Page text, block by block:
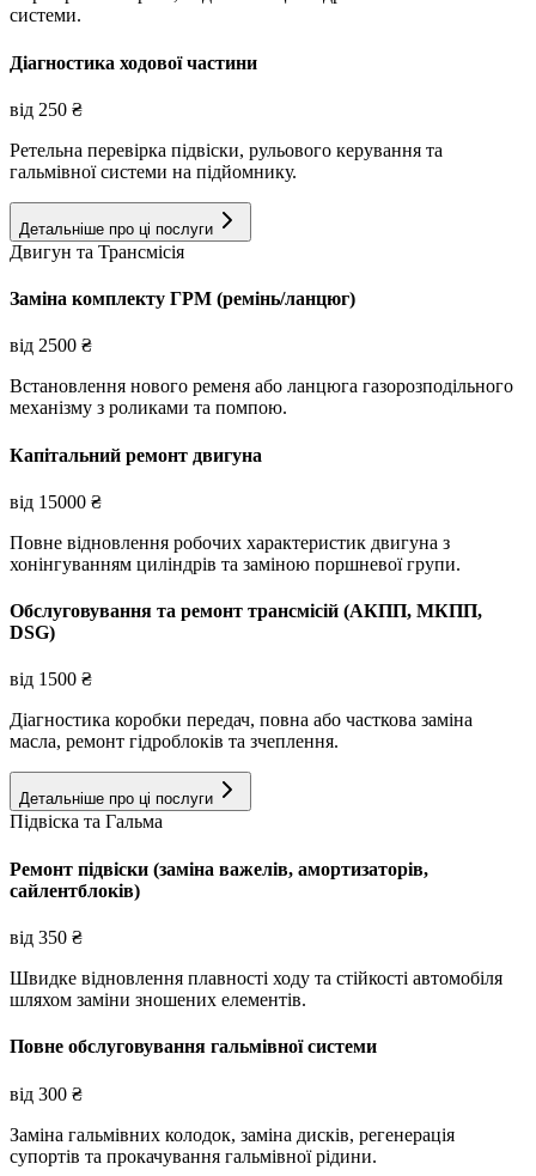
системи.
Діагностика ходової частини
від 250 ₴
Ретельна перевірка підвіски, рульового керування та
гальмівної системи на підйомнику.
Детальніше про ці послуги
Двигун та Трансмісія
Заміна комплекту ГРМ (ремінь/ланцюг)
від 2500 ₴
Встановлення нового ременя або ланцюга газорозподільного
механізму з роликами та помпою.
Капітальний ремонт двигуна
від 15000 ₴
Повне відновлення робочих характеристик двигуна з
хонінгуванням циліндрів та заміною поршневої групи.
Обслуговування та ремонт трансмісій (АКПП, МКПП,
DSG)
від 1500 ₴
Діагностика коробки передач, повна або часткова заміна
масла, ремонт гідроблоків та зчеплення.
Детальніше про ці послуги
Підвіска та Гальма
Ремонт підвіски (заміна важелів, амортизаторів,
сайлентблоків)
від 350 ₴
Швидке відновлення плавності ходу та стійкості автомобіля
шляхом заміни зношених елементів.
Повне обслуговування гальмівної системи
від 300 ₴
Заміна гальмівних колодок, заміна дисків, регенерація
супортів та прокачування гальмівної рідини.